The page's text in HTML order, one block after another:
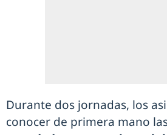
Durante dos jornadas, los
conocer de primera mano